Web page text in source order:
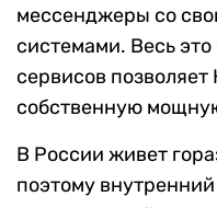
мессенджеры со
системами. Весь
сервисов
собственную
В России живет
поэтому